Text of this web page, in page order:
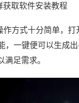
取软件安装教程
方式十分简单，
，一键便可以生成
足需求。